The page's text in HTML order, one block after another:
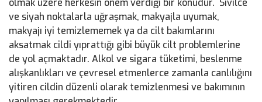
olmak üzere herkesin önem verdiği bir konudur. Sivilce
ve siyah noktalarla uğraşmak, makyajla uyumak,
makyajı iyi temizlememek ya da cilt bakımlarını
aksatmak cildi yıprattığı gibi büyük cilt problemlerine
de yol açmaktadır. Alkol ve sigara tüketimi, beslenme
alışkanlıkları ve çevresel etmenlerce zamanla canlılığını
yitiren cildin düzenli olarak temizlenmesi ve bakımının